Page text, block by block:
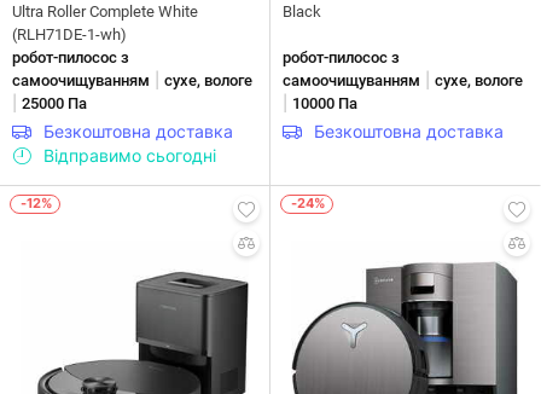
Ultra Roller Complete White
(RLH71DE-1-wh)
робот-пилосос з
самоочищуванням
сухе, вологе
25000 Па
Безкоштовна доставка
Відправимо сьогодні
Black
робот-пилосос з
самоочищуванням
сухе, вологе
10000 Па
Безкоштовна доставка
-12% -24%